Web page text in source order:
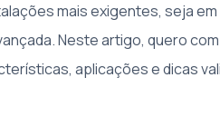
mais exigentes, seja
Neste artigo, quero
aplicações e dicas